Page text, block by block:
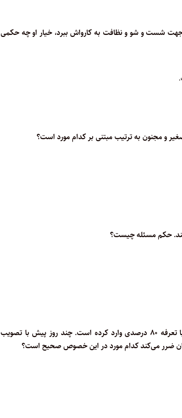
جهت شست و شو و نظافت به کارواش ببرد، خیار او چه حکمی
۹- بهنام تاجر گوشی‌های تلفن همراه سه ماه پیش تعداد زیادی گوشی تلفن همراه با تعرفه ۸۰ درصدی وارد کرده است. چند روز پیش با تصویب